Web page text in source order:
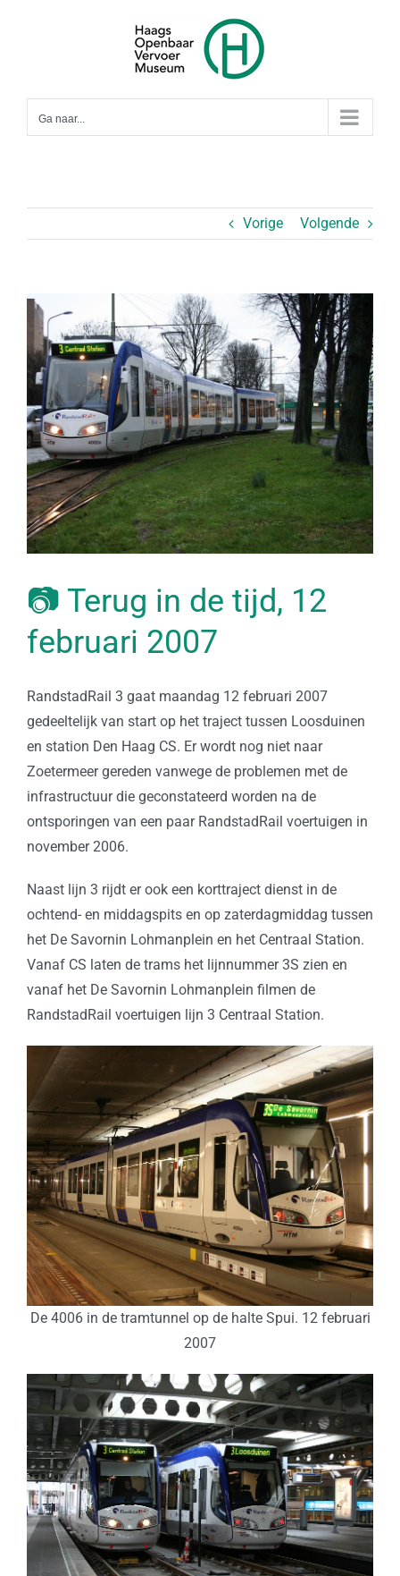
Ga naar...
Vorige Volgende
Bekijk
grotere
afbeelding
📷 Terug in de tijd, 12
februari 2007
RandstadRail 3 gaat maandag 12 februari 2007
gedeeltelijk van start op het traject tussen Loosduinen
en station Den Haag CS. Er wordt nog niet naar
Zoetermeer gereden vanwege de problemen met de
infrastructuur die geconstateerd worden na de
ontsporingen van een paar RandstadRail voertuigen in
november 2006.
Naast lijn 3 rijdt er ook een korttraject dienst in de
ochtend- en middagspits en op zaterdagmiddag tussen
het De Savornin Lohmanplein en het Centraal Station.
Vanaf CS laten de trams het lijnnummer 3S zien en
vanaf het De Savornin Lohmanplein filmen de
RandstadRail voertuigen lijn 3 Centraal Station.
De 4006 in de tramtunnel op de halte Spui. 12 februari
2007